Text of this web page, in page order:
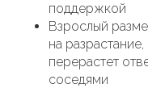
поддержкой
Взрослый
на
перерастет
соседями